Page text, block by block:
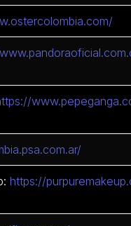
https://